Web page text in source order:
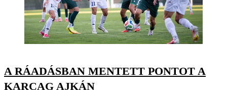
A RÁADÁSBAN MENTETT PONTOT A
KARCAG AJKÁN